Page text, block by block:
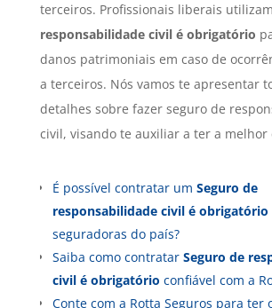
terceiros. Profissionais liberais utilizam
responsabilidade civil é obrigatório
danos patrimoniais em caso de
a terceiros. Nós vamos te apresentar
detalhes sobre fazer seguro de
civil, visando te auxiliar a ter a melhor
É possível contratar um Seguro de
responsabilidade civil é obrigatório
seguradoras do país?
Saiba como contratar Seguro de
civil é obrigatório confiável com a
Conte com a Rotta Seguros para ter